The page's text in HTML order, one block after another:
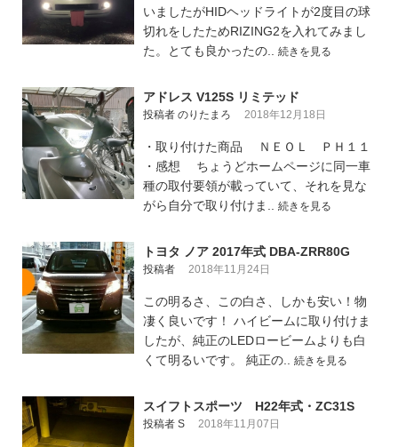
いましたがHIDヘッドライトが2度目の球
切れをしたためRIZING2を入れてみまし
た。とても良かったの.. 続きを見る
アドレス V125S リミテッド
投稿者 のりたまろ 2018年12月18日
・取り付けた商品 ＮＥＯＬ ＰＨ１１
・感想 ちょうどホームページに同一車
種の取付要領が載っていて、それを見な
がら自分で取り付けま.. 続きを見る
トヨタ ノア 2017年式 DBA-ZRR80G
投稿者 2018年11月24日
この明るさ、この白さ、しかも安い！物
凄く良いです！ ハイビームに取り付けま
したが、純正のLEDロービームよりも白
くて明るいです。 純正の.. 続きを見る
スイフトスポーツ H22年式・ZC31S
投稿者 S 2018年11月07日